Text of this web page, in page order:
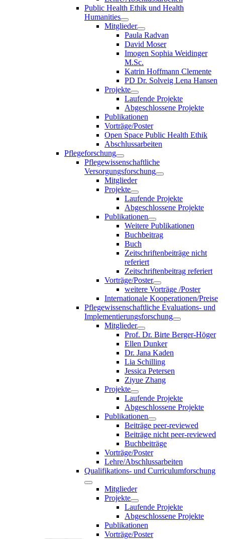
Public Health Ethik und Health
Humanities
Mitglieder
Paula Radvan
David Moser
Imogen Sophia Weidinger
M.Sc.
Katrin Hoffmann Clemente
PD Dr. Solveig Lena Hansen
Projekte
Laufende Projekte
Abgeschlossene Projekte
Publikationen
Vorträge/Poster
Open Space Public Health Ethik
Abschlussarbeiten
Pflegeforschung
Pflegewissenschaftliche
Versorgungsforschung
Mitglieder
Projekte
Laufende Projekte
Abgeschlossene Projekte
Publikationen
Weitere Publikationen
Buchbeitrag
Buch
Zeitschriftenbeiträge nicht
referiert
Zeitschriftenbeitrag referiert
Vorträge/Poster
weitere Vorträge /Poster
Internationale Kooperationen/Preise
Pflegewissenschaftliche Evaluations- und
Implementierungsforschung
Mitglieder
Prof. Dr. Birte Berger-Höger
Ellen Dunker
Dr. Jana Kaden
Lia Schilling
Jessica Petersen
Ziyue Zhang
Projekte
Laufende Projekte
Abgeschlossene Projekte
Publikationen
Beiträge peer-reviewed
Beiträge nicht peer-reviewed
Buchbeiträge
Vorträge/Poster
Lehre/Abschlussarbeiten
Qualifikations- und Curriculumforschung
Mitglieder
Projekte
Laufende Projekte
Abgeschlossene Projekte
Publikationen
Vorträge/Poster